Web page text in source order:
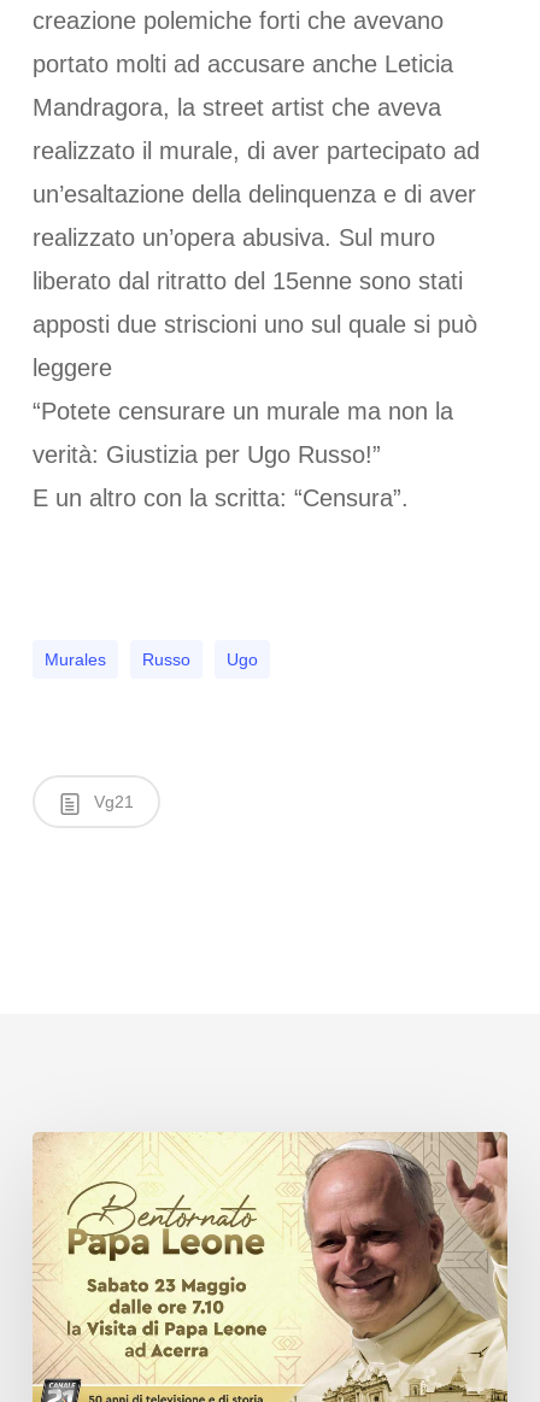
creazione polemiche forti che avevano
portato molti ad accusare anche Leticia
Mandragora, la street artist che aveva
realizzato il murale, di aver partecipato ad
un’esaltazione della delinquenza e di aver
realizzato un’opera abusiva. Sul muro
liberato dal ritratto del 15enne sono stati
apposti due striscioni uno sul quale si può
leggere
“Potete censurare un murale ma non la
verità: Giustizia per Ugo Russo!”
E un altro con la scritta: “Censura”.
Murales Russo Ugo
Vg21